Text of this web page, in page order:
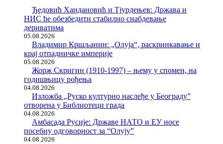
Ђедовић Хандановић и Тјурдењев: Држава и
НИС ће обезбедити стабилно снабдевање
дериватима
05.08.2026
Владимир Кршљанин: „Олуја“, раскринкавање и
крај отпадничке империје
05.08.2026
Жорж Скригин (1910-1997) – њему у спомен, на
годишњицу рођења
04.08.2026
Изложба „Руско културно наслеђе у Београду”
отворена у Библиотеци града
04.08.2026
Амбасада Русије: Државе НАТО и ЕУ носе
посебну одговорност за “Олују”
04.08.2026